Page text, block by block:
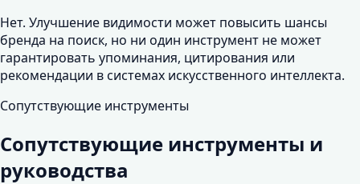
Нет. Улучшение видимости может повысить шансы
бренда на поиск, но ни один инструмент не может
гарантировать упоминания, цитирования или
рекомендации в системах искусственного интеллекта.
Сопутствующие инструменты
Сопутствующие инструменты и
руководства